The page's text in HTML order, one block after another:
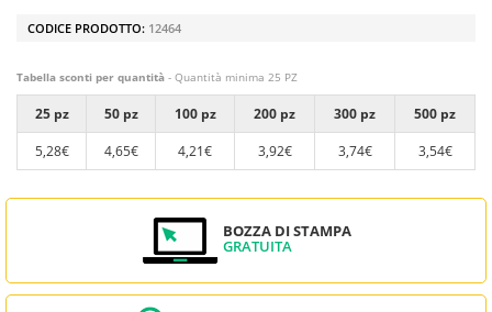
CODICE PRODOTTO: 12464
Tabella sconti per quantità - Quantità minima 25 PZ
25 pz 50 pz 100 pz 200 pz 300 pz
500 pz
5,28€
4,65€ 4,21€ 3,92€ 3,74€ 3,54€
BOZZA DI STAMPA
GRATUITA